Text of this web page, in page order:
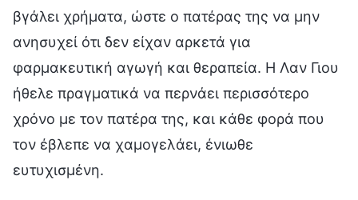
βγάλει χρήματα, ώστε ο πατέρας της να μην
ανησυχεί ότι δεν είχαν αρκετά για
φαρμακευτική αγωγή και θεραπεία. Η Λαν Γιου
ήθελε πραγματικά να περνάει περισσότερο
χρόνο με τον πατέρα της, και κάθε φορά που
τον έβλεπε να χαμογελάει, ένιωθε
ευτυχισμένη.